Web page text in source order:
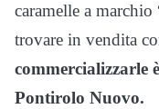
caramelle a
trovare in vendita
commercializzarle
Pontirolo Nuovo.